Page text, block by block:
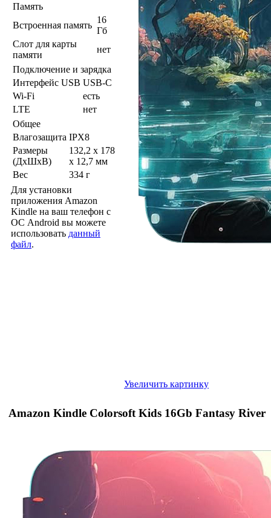
Память
Встроенная память
16
Гб
Слот для карты
памяти
нет
Подключение и зарядка
Интерфейс USB USB-C
Wi-Fi
есть
LTE
нет
Общее
Влагозащита IPX8
Размеры
(ДхШхВ)
132,2 x 178
x 12,7 мм
Вес
334 г
Для установки
приложения Amazon
Kindle на ваш телефон с
ОС Android вы можете
использовать данный
файл.
Увеличить картинку
Amazon Kindle Colorsoft Kids 16Gb Fantasy River